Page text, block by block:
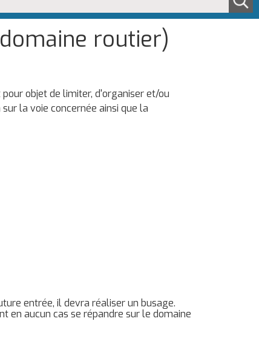
routier)
objet de limiter, d'organiser et/ou
la voie concernée ainsi que la
entrée, il devra réaliser un busage.
en aucun cas se répandre sur le domaine